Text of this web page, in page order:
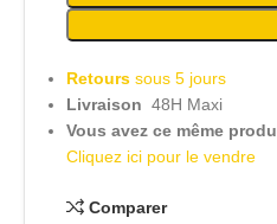
Retours sous 5 jours
Livraison 48H Maxi
Vous avez ce même
Cliquez ici pour le vendre
Comparer